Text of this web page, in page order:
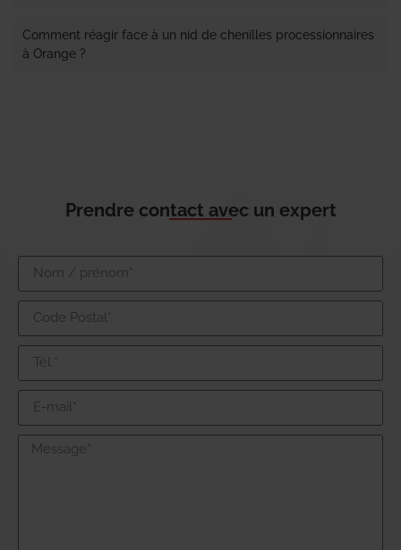
Comment réagir face à un nid de chenilles processionnaires
à Orange ?
Prendre contact avec un expert